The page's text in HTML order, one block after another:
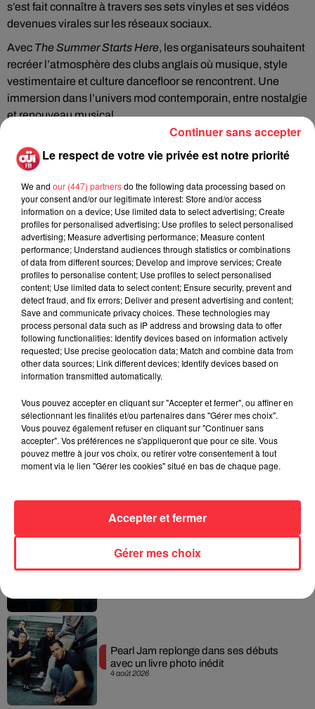
s’est fait connaître à travers ses sets vinyles et ses vidéos
devenues virales sur les réseaux sociaux.
Avec The Summer Starts Here, les organisateurs souhaitent
recréer l’atmosphère des clubs anglais où musique, style
vestimentaire et culture dancefloor se rencontrent. Une
immersion dans l’univers mod contemporain, entre nostalgie
et renouveau musical.
Les billets sont proposés au
prix de 25 euros.
Rock News
6 août 2026
La version réécrite de « Beautiful Day »
interprétée lors des...
Weezer prépare la sortie de son nouvel
album en dévoilant une...
Queens of the Stone Age lance une ligne
Linkin Park annonce son arrivée au
cinéma avec « Unshatter »
4 août 2026
Pearl Jam replonge dans ses débuts
avec un livre photo inédit
Le respect de votre vie privée est notre priorité
We and our (447) partnersdo the following data processing based on
your consent and/or our legitimate interest: Store and/or access
information on a device; Use limited data to select advertising; Create
profiles for personalised advertising; Use profiles to select personalised
advertising; Measure advertising performance; Measure content
performance; Understand audiences through statistics or combinations
of data from different sources; Develop and improve services; Create
profiles to personalise content; Use profiles to select personalised
content; Use limited data to select content; Ensure security, prevent and
detect fraud, and fix errors; Deliver and present advertising and content;
Save and communicate privacy choices. These technologies may
process personal data such as IP address and browsing data to offer
following functionalities: Identify devices based on information actively
requested; Use precise geolocation data; Match and combine data from
other data sources; Link different devices; Identify devices based on
information transmitted automatically.
Vous pouvez accepter en cliquant sur "Accepter et fermer", ou affiner en
sélectionnant les finalités et/ou partenaires dans "Gérer mes choix".
Vous pouvez également refuser en cliquant sur "Continuer sans
accepter". Vos préférences ne s'appliqueront que pour ce site. Vous
pouvez mettre à jour vos choix, ou retirer votre consentement à tout
moment via le lien "Gérer les cookies" situé en bas de chaque page.
Gérer mes choix
Accepter et fermer
Continuer sans accepter